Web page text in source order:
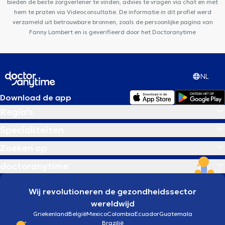
bieden de beste zorgverlener te vinden, advies te vragen via chat en met
hem te praten via Videoconsultatie. De informatie in dit profiel werd
verzameld uit betrouwbare bronnen, zoals de persoonlijke pagina van
Fanny Lambert en is geverifieerd door het Doctoranytime
NL
Download de app
Wij revolutioneren de gezondheidssector
wereldwijd
GriekenlandBelgiëMexicoColombiaEcuadorGuatemala
Brazilië